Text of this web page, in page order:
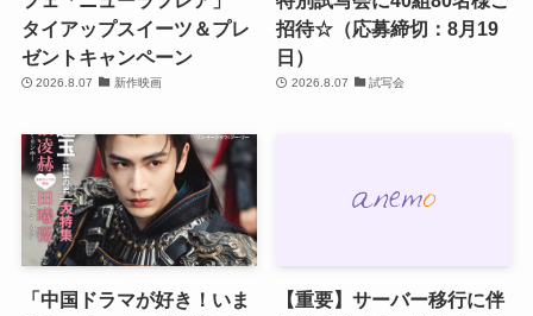
タイアップスイーツ＆プレ
ゼントキャンペーン
2026.8.07 新作映画
招待☆（応募締切：8月19
日）
2026.8.07 試写会
「中国ドラマが好き！いま
【重要】サーバー移行に伴